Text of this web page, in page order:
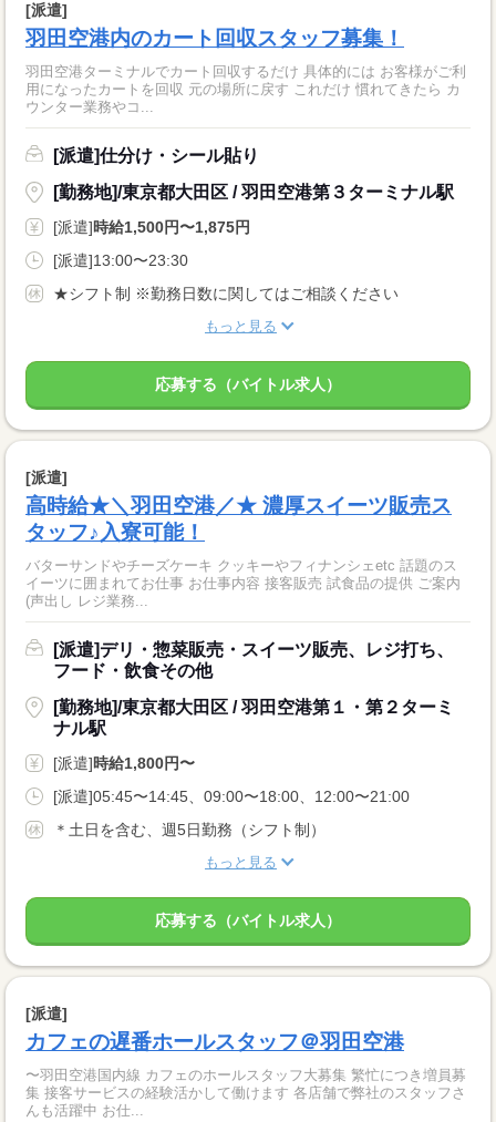
[派遣]
羽田空港内のカート回収スタッフ募集！
羽田空港ターミナルでカート回収するだけ 具体的には お客様がご利
用になったカートを回収 元の場所に戻す これだけ 慣れてきたら カ
ウンター業務やコ...
[派遣]仕分け・シール貼り
[勤務地]/東京都大田区 / 羽田空港第３ターミナル駅
[派遣]時給1,500円〜1,875円
[派遣]13:00〜23:30
★シフト制 ※勤務日数に関してはご相談ください
もっと見る
応募する（バイトル求人）
[派遣]
高時給★＼羽田空港／★ 濃厚スイーツ販売ス
タッフ♪入寮可能！
バターサンドやチーズケーキ クッキーやフィナンシェetc 話題のス
イーツに囲まれてお仕事 お仕事内容 接客販売 試食品の提供 ご案内
(声出し レジ業務...
[派遣]デリ・惣菜販売・スイーツ販売、レジ打ち、
フード・飲食その他
[勤務地]/東京都大田区 / 羽田空港第１・第２ターミ
ナル駅
[派遣]時給1,800円〜
[派遣]05:45〜14:45、09:00〜18:00、12:00〜21:00
＊土日を含む、週5日勤務（シフト制）
もっと見る
応募する（バイトル求人）
[派遣]
カフェの遅番ホールスタッフ＠羽田空港
〜羽田空港国内線 カフェのホールスタッフ大募集 繁忙につき増員募
集 接客サービスの経験活かして働けます 各店舗で弊社のスタッフさ
んも活躍中 お仕...